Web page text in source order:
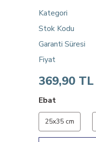
Kategori
Stok Kodu
Garanti Süresi
Fiyat
369,90 TL
Ebat
25x35 cm